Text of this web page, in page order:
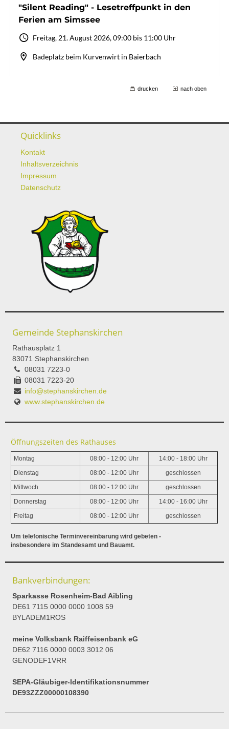
drucken nach oben
Quicklinks
Kontakt
Inhaltsverzeichnis
Impressum
Datenschutz
Gemeinde Stephanskirchen
Rathausplatz 1
83071 Stephanskirchen
08031 7223-0
08031 7223-20
info@stephanskirchen.de
www.stephanskirchen.de
Öffnungszeiten des Rathauses
Montag 08:00 - 12:00 Uhr 14:00 - 18:00 Uhr
Dienstag 08:00 - 12:00 Uhr geschlossen
Mittwoch 08:00 - 12:00 Uhr geschlossen
Donnerstag 08:00 - 12:00 Uhr 14:00 - 16:00 Uhr
Freitag 08:00 - 12:00 Uhr geschlossen
Um telefonische Terminvereinbarung wird gebeten -
insbesondere im Standesamt und Bauamt.
Bankverbindungen:
Sparkasse Rosenheim-Bad Aibling
DE61 7115 0000 0000 1008 59
BYLADEM1ROS
meine Volksbank Raiffeisenbank eG
DE62 7116 0000 0003 3012 06
GENODEF1VRR
SEPA-Gläubiger-Identifikationsnummer
DE93ZZZ00000108390